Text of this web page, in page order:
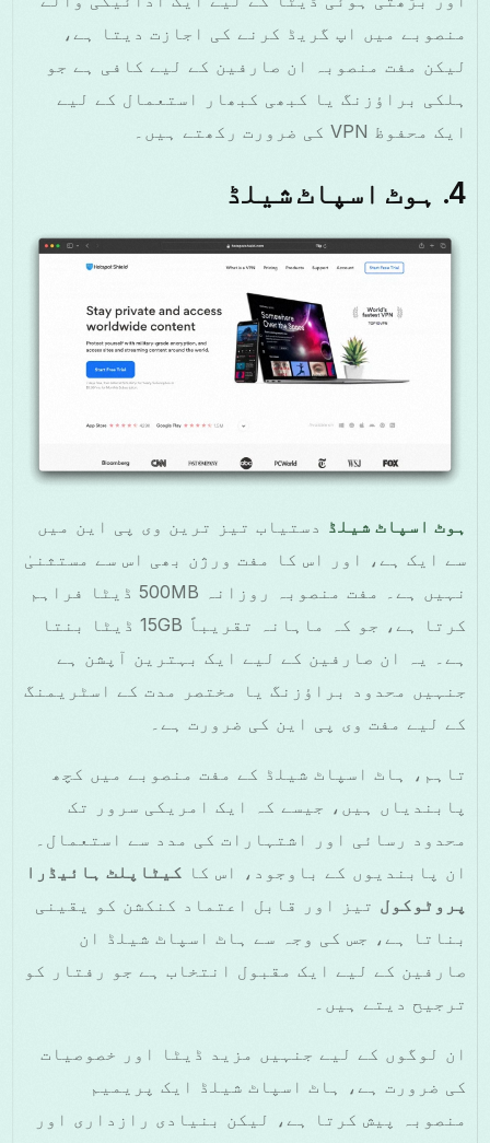
منصوبے میں اپ گریڈ کرنے کی اجازت دیتا ہے،
لیکن مفت منصوبہ ان صارفین کے لیے کافی ہے جو
ہلکی براؤزنگ یا کبھی کبھار استعمال کے لیے
ایک محفوظ VPN کی ضرورت رکھتے ہیں۔
4. ہوٹ اسپاٹ شیلڈ
ہوٹ اسپاٹ شیلڈ دستیاب تیز ترین وی پی این میں
سے ایک ہے، اور اس کا مفت ورژن بھی اس سے مستثنیٰ
نہیں ہے۔ مفت منصوبہ روزانہ 500MB ڈیٹا فراہم
کرتا ہے، جو کہ ماہانہ تقریباً 15GB ڈیٹا بنتا
ہے۔ یہ ان صارفین کے لیے ایک بہترین آپشن ہے
جنہیں محدود براؤزنگ یا مختصر مدت کے اسٹریمنگ
کے لیے مفت وی پی این کی ضرورت ہے۔
تاہم، ہاٹ اسپاٹ شیلڈ کے مفت منصوبے میں کچھ
پابندیاں ہیں، جیسے کہ ایک امریکی سرور تک
محدود رسائی اور اشتہارات کی مدد سے استعمال۔
ان پابندیوں کے باوجود، اس کا کیٹاپلٹ ہائیڈرا
پروٹوکول تیز اور قابل اعتماد کنکشن کو یقینی
بناتا ہے، جس کی وجہ سے ہاٹ اسپاٹ شیلڈ ان
صارفین کے لیے ایک مقبول انتخاب ہے جو رفتار کو
ترجیح دیتے ہیں۔
ان لوگوں کے لیے جنہیں مزید ڈیٹا اور خصوصیات
کی ضرورت ہے، ہاٹ اسپاٹ شیلڈ ایک پریمیم
منصوبہ پیش کرتا ہے، لیکن بنیادی رازداری اور